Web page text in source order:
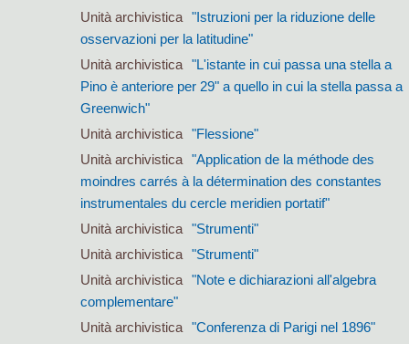
Unità archivistica
"Istruzioni per la riduzione delle
osservazioni per la latitudine"
Unità archivistica
"L'istante in cui passa una stella a
Pino è anteriore per 29" a quello in cui la stella passa a
Greenwich"
Unità archivistica
"Flessione"
Unità archivistica
"Application de la méthode des
moindres carrés à la détermination des constantes
instrumentales du cercle meridien portatif"
Unità archivistica
"Strumenti"
Unità archivistica
"Strumenti"
Unità archivistica
"Note e dichiarazioni all'algebra
complementare"
Unità archivistica
"Conferenza di Parigi nel 1896"